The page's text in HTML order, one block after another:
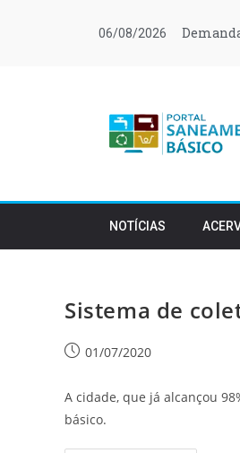
06/08/2026
NOTÍCIAS
Sistema de
01/07/2020
A cidade, que já alcançou
básico.